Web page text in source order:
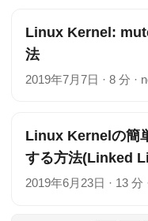
Linux Kernel:
法
2019年7月7日 · 8 分 ·
Linux Kernelの簡
する方法(Linked
2019年6月23日 · 13 分